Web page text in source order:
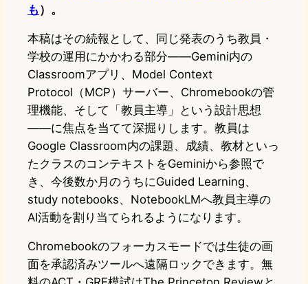
も ）。
本稿はその続報として、同じ発表のうち教員・
学校の運用にかかわる部分——Gemini内の
Classroomアプリ、Model Context
Protocol（MCP）サーバー、Chromebookの管
理機能、そして「教員主導」という設計思想
——に焦点を当てて深掘りします。教員は
Google Classroom内の課題、成績、教材といっ
たクラスのコンテキストをGeminiから参照で
き、今後数か月のうちにGuided Learning、
study notebooks、NotebookLMへ教員主導の
AI活動を割り当てられるようになります。
Chromebookのフォーカスモードでは生徒の画
面を承認済みツールへ遠隔ロックできます。無